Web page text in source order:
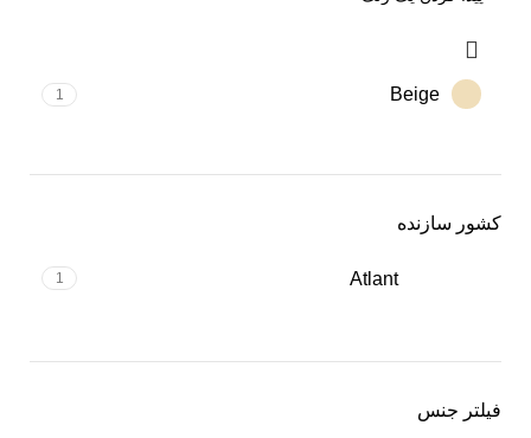
Beige
1
کشور سازنده
Atlant
1
فیلتر جنس